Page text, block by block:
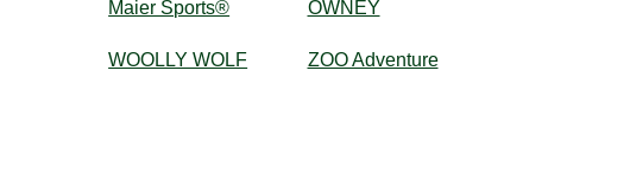
Maier Sports® OWNEY
WOOLLY WOLF ZOO Adventure